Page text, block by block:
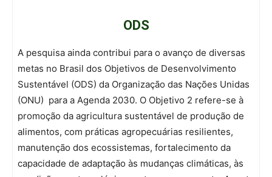
ODS
A pesquisa ainda contribui para o avanço de diversas
metas no Brasil dos Objetivos de Desenvolvimento
Sustentável (ODS) da Organização das Nações Unidas
(ONU) para a Agenda 2030. O Objetivo 2 refere-se à
promoção da agricultura sustentável de produção de
alimentos, com práticas agropecuárias resilientes,
manutenção dos ecossistemas, fortalecimento da
capacidade de adaptação às mudanças climáticas, às